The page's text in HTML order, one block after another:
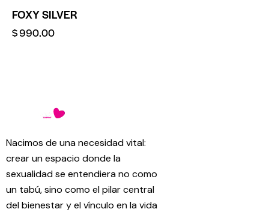
FOXY SILVER
$990.00
Nacimos de una necesidad vital:
crear un espacio donde la
sexualidad se entendiera no como
un tabú, sino como el pilar central
del bienestar y el vínculo en la vida